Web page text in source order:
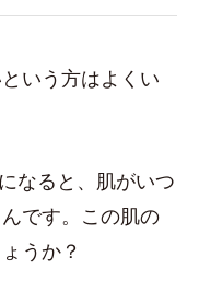
いう方はよくい
なると、肌がいつ
です。この肌の
うか？